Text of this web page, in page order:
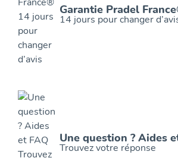
Garantie Pradel
14 jours pour changer
Une question ? Aides
Trouvez votre réponse